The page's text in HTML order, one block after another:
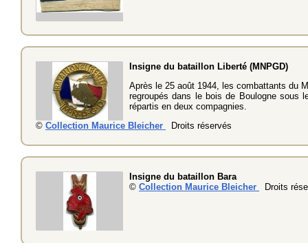
Insigne du bataillon Liberté (MNPGD)
Après le 25 août 1944, les combattants du
regroupés dans le bois de Boulogne sous
répartis en deux compagnies.
© Collection Maurice Bleicher Droits réservés
Insigne du bataillon Bara
© Collection Maurice Bleicher Droits